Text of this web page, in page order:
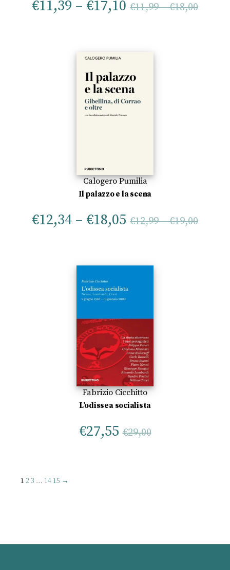
€11,39 – €17,10 €11,99–€18,00
Calogero Pumilia
Il palazzo e la scena
€12,34 – €18,05 €12,99–€19,00
Fabrizio Cicchitto
L’odissea socialista
€27,55 €29,00
1 23 … 14 15 →